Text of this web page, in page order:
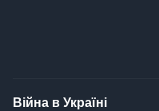
Війна в Україні